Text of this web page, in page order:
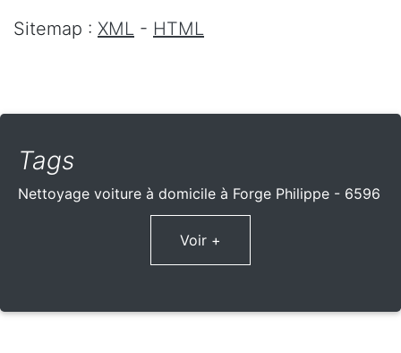
Sitemap : XML - HTML
Tags
Nettoyage voiture à domicile à Forge Philippe - 6596
Voir +